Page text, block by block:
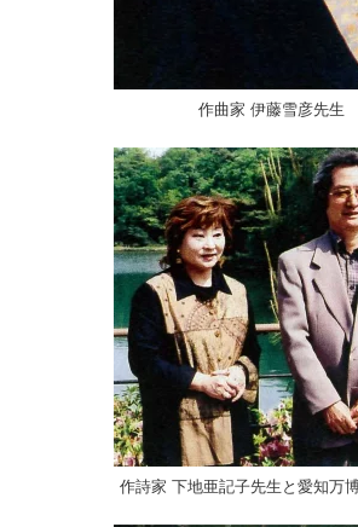
作曲家 伊藤雪彦先生
作詩家 下地亜記子先生と愛知万